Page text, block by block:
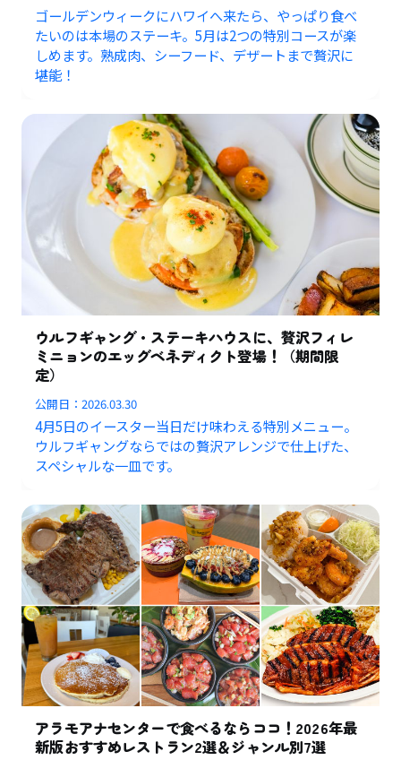
ゴールデンウィークにハワイへ来たら、やっぱり食べ
たいのは本場のステーキ。5月は2つの特別コースが楽
しめます。熟成肉、シーフード、デザートまで贅沢に
堪能！
ウルフギャング・ステーキハウスに、贅沢フィレ
ミニョンのエッグベネディクト登場！（期間限
定）
公開日：2026.03.30
4月5日のイースター当日だけ味わえる特別メニュー。
ウルフギャングならではの贅沢アレンジで仕上げた、
スペシャルな一皿です。
アラモアナセンターで食べるならココ！2026年最
新版おすすめレストラン2選＆ジャンル別7選